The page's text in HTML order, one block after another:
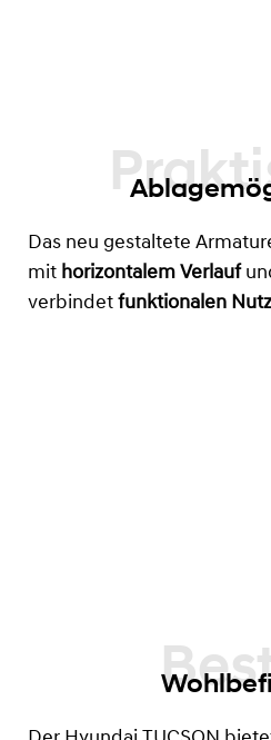
Das neu gestaltete
mit horizontalem Verlauf
verbindet funktionalen